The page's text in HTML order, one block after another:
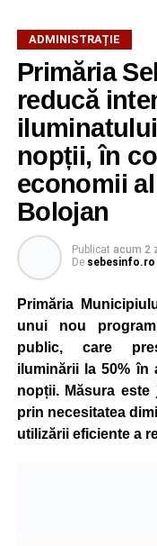
ADMINISTRAȚIE
Primăria
reducă
nopții, în
economii
Bolojan
Publicat acum 2
De sebesinfo.ro
Primăria
unui nou
public, care
iluminării la 50% în
nopții. Măsura
prin necesitatea
utilizării eficiente a